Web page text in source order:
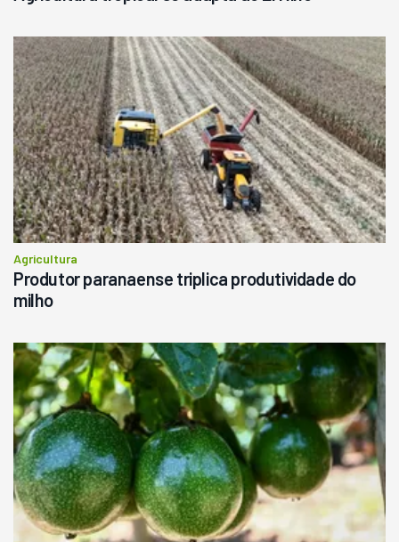
Agricultura
Produtor paranaense triplica produtividade do
milho